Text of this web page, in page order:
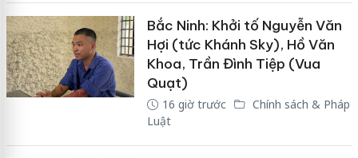
Bắc Ninh: Khởi tố Nguyễn Văn
Hợi (tức Khánh Sky), Hồ Văn
Khoa, Trần Đình Tiệp (Vua
Quạt)
16 giờ trước
Chính sách & Pháp
Luật